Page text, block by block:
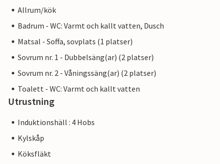
Allrum/kök
Badrum - WC: Varmt och kallt vatten, Dusch
Matsal - Soffa, sovplats (1 platser)
Sovrum nr. 1 - Dubbelsäng(ar) (2 platser)
Sovrum nr. 2 - Våningssäng(ar) (2 platser)
Toalett - WC: Varmt och kallt vatten
Utrustning
Induktionshäll : 4 Hobs
Kylskåp
Köksfläkt